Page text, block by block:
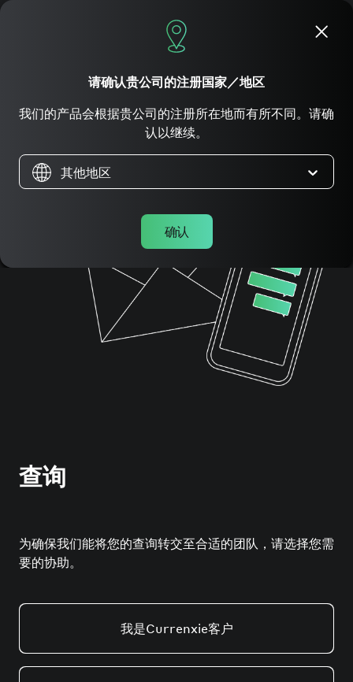
立即申请
联系我们
查询
为确保我们能将您的查询转交至合适的团队，请选择您需
要的协助。
我是Currenxie客户
请确认贵公司的注册国家／地区
我们的产品会根据贵公司的注册所在地而有所不同。请确
认以继续。
其他地区
确认